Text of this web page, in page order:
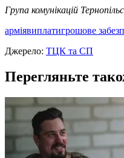
Група комунікацій
арміявиплатигрошове
Джерело: ТЦК та СП
Перегляньте